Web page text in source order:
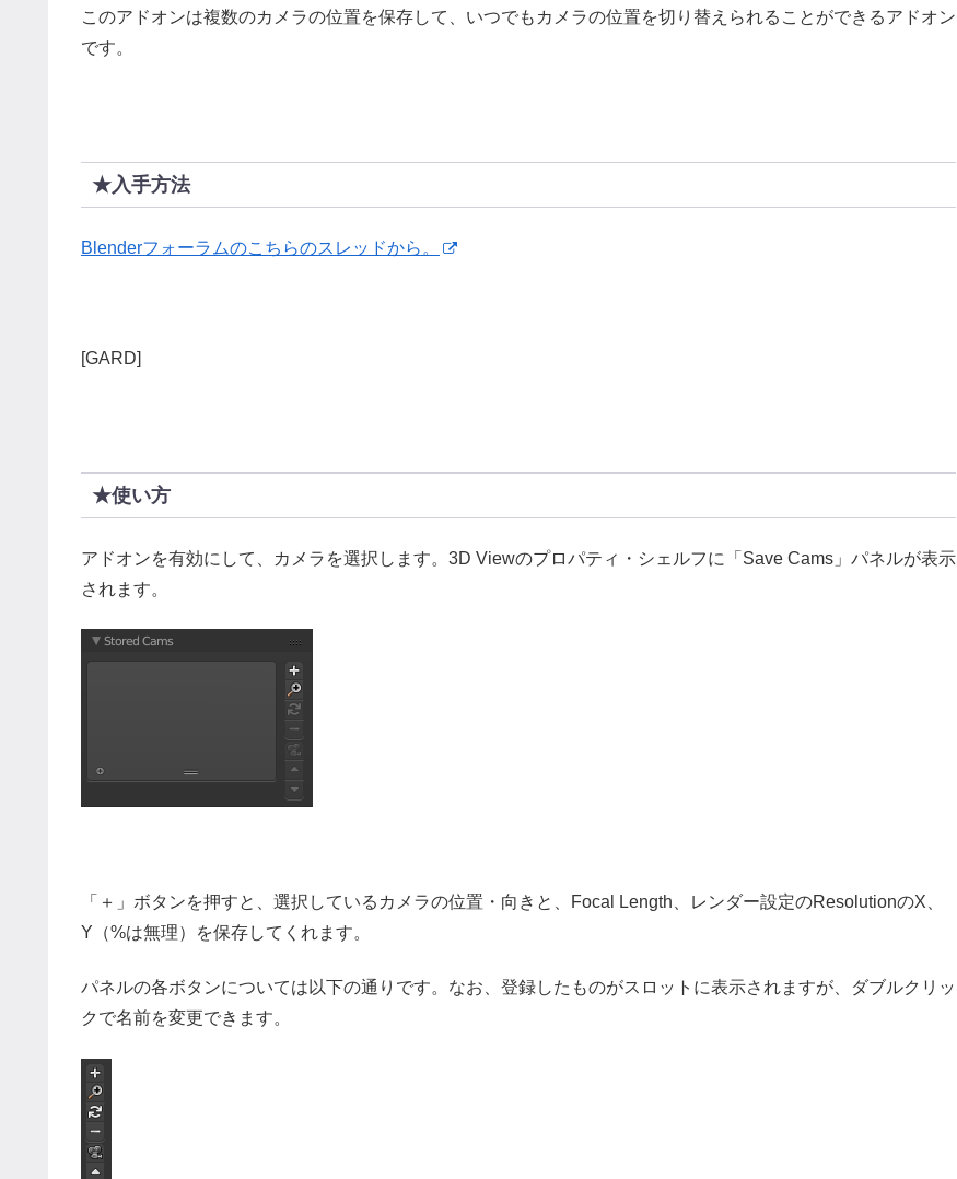
このアドオンは複数のカメラの位置を保存して、いつでもカメラの位置を切り替えられることができるアドオン
です。
★入手方法
Blenderフォーラムのこちらのスレッドから。
[GARD]
★使い方
アドオンを有効にして、カメラを選択します。3D Viewのプロパティ・シェルフに「Save Cams」パネルが表示
されます。
「＋」ボタンを押すと、選択しているカメラの位置・向きと、Focal Length、レンダー設定のResolutionのX、
Y（%は無理）を保存してくれます。
パネルの各ボタンについては以下の通りです。なお、登録したものがスロットに表示されますが、ダブルクリッ
クで名前を変更できます。